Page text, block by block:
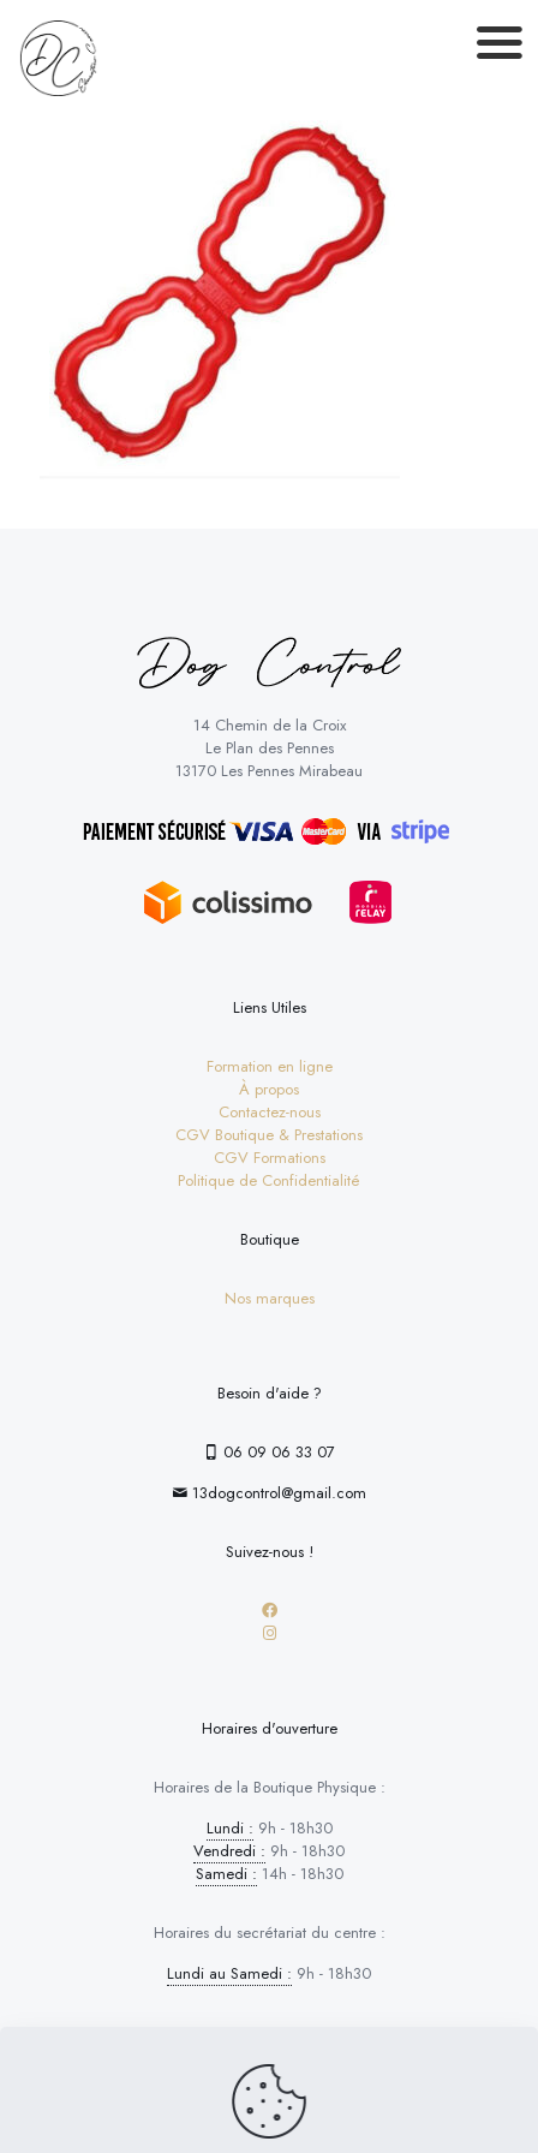
14 Chemin de la Croix
Le Plan des Pennes
13170 Les Pennes Mirabeau
Liens Utiles
Formation en ligne
À propos
Contactez-nous
CGV Boutique & Prestations
CGV Formations
Politique de Confidentialité
Boutique
Nos marques
Besoin d'aide ?
06 09 06 33 07
13dogcontrol@gmail.com
Suivez-nous !
Horaires d'ouverture
Horaires de la Boutique Physique :
Lundi : 9h - 18h30
Vendredi : 9h - 18h30
Samedi : 14h - 18h30
Horaires du secrétariat du centre :
Lundi au Samedi : 9h - 18h30
Dog Control © 2026 | Tous droits réservés